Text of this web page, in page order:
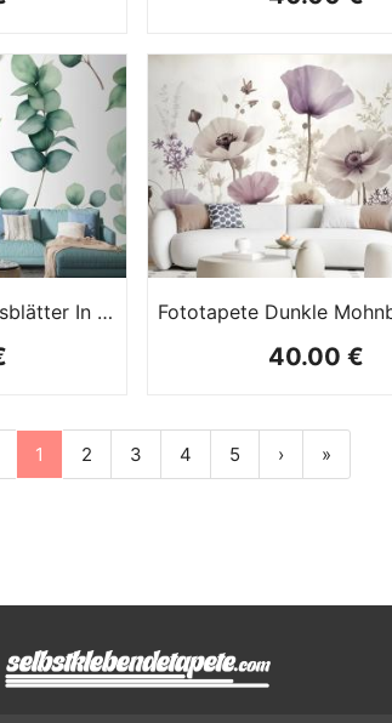
Fototapete Eukalyptusblätter In Aquarell
40.00 €
1 2 3 4 5 › »